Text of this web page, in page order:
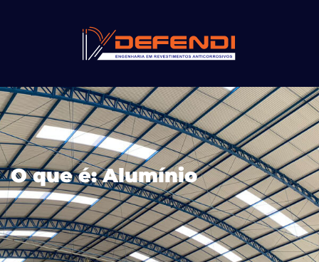
O que é: Alumínio